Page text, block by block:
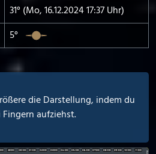
31° (Mo, 16.12.2024 17:37 Uhr)
5°
die Darstellung, indem du
aufziehst.